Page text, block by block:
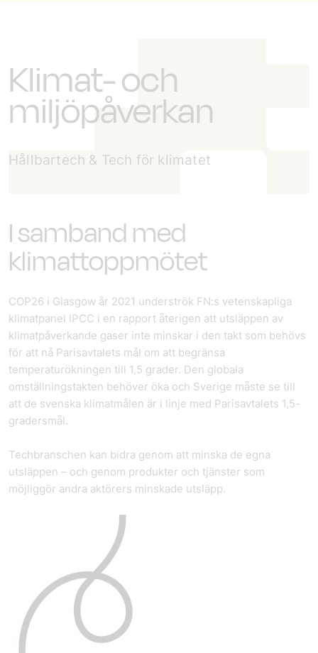
Klimat- och
miljöpåverkan
Hållbartech & Tech för klimatet
I samband med
klimattoppmötet
COP26 i Glasgow år 2021 underströk FN:s vetenskapliga
klimatpanel IPCC i en rapport återigen att utsläppen av
klimatpåverkande gaser inte minskar i den takt som behövs
för att nå Paris­avtalets mål om att begränsa
temperaturökningen till 1,5 grader. Den globala
omställningstakten behöver öka och Sverige måste se till
att de svenska klimatmålen är i linje med Paris­avtalets 1,5-
gradersmål.
Tech­branschen kan bidra genom att minska de egna
utsläppen – och genom produkter och tjänster som
möjliggör andra aktörers minskade utsläpp.